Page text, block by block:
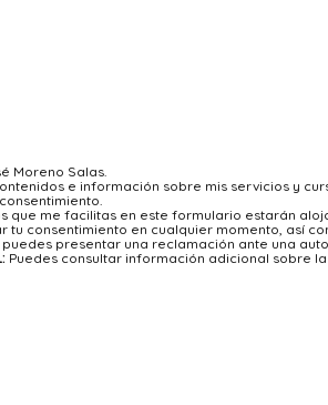
Moreno Salas.
e información sobre mis servicios y
que me facilitas en este formulario estarán
tu consentimiento en cualquier momento, así
puedes presentar una reclamación ante una
Puedes consultar información adicional sobre